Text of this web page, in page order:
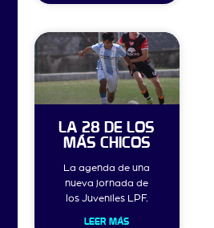
LA 28 DE LOS
MÁS CHICOS
La agenda de una
nueva jornada de
los Juveniles LPF.
LEER MÁS